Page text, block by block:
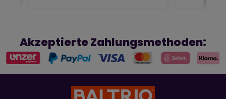
Akzeptierte Zahlungsmethoden: